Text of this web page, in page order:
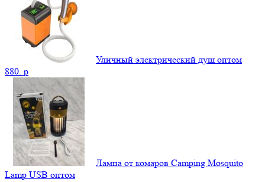
Уличный электрический душ оптом
880. p
Лампа от комаров Camping Mosquito
Lamp USB оптом